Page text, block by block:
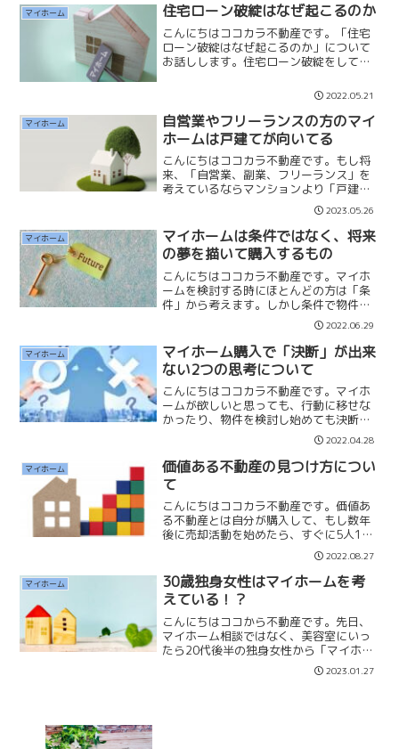
マイホーム 住宅ローン破綻はなぜ起こるのか
こんにちはココカラ不動産です。「住宅
ローン破綻はなぜ起こるのか」について
お話しします。住宅ローン破綻をしてし
も借入額がキャパオーバーであったり、
転職による収入減少、将来の見通しの甘
さだったり、理由を挙げた...
2022.05.21
マイホーム
自営業やフリーランスの方のマイ
ホームは戸建てが向いてる
こんにちはココカラ不動産です。もし将
来、「自営業、副業、フリーランス」を
考えているならマンションより「戸建
て」の方が向いていると思います。今週
のYouTubeLiveで一昨年マイホーム購入
された方からネイル店の開業のご報告を
コメントでいただ...
2023.05.26
マイホーム
マイホームは条件ではなく、将来
の夢を描いて購入するもの
こんにちはココカラ不動産です。マイホ
ームを検討する時にほとんどの方は「条
件」から考えます。しかし条件で物件を
探して満足するマイホームが手に入るの
でしょうか？満足とは生活の充実感で
す。・家族でどんな暮らしがしたいの
か？・夫婦の趣味や好きなこと...
2022.06.29
マイホーム
マイホーム購入で「決断」が出来
ない2つの思考について
こんにちはココカラ不動産です。マイホ
ームが欲しいと思っても、行動に移せな
かったり、物件を検討し始めても決断が
出来なくなってしまう方がいらっしゃい
ます。決断ができなくなってしまう「完
璧」と「不安」の2つの思考についてお伝
えします。完璧な物件を...
2022.04.28
マイホーム
価値ある不動産の見つけ方につい
て
こんにちはココカラ不動産です。価値あ
る不動産とは自分が購入して、もし数年
後に売却活動を始めたら、すぐに5人10
人の購入希望者が現れる物件であると私
は考えています。自分一人が「価値があ
る」と思っていても価値があることには
なりません。多くの人が...
2022.08.27
マイホーム
30歳独身女性はマイホームを考
えている！？
こんにちはココから不動産です。先日、
マイホーム相談ではなく、美容室にいっ
たら20代後半の独身女性から「マイホー
ムは買った方がいいですか？」と質問を
受けました。「何でそう思うの？」と聞
2023.01.27